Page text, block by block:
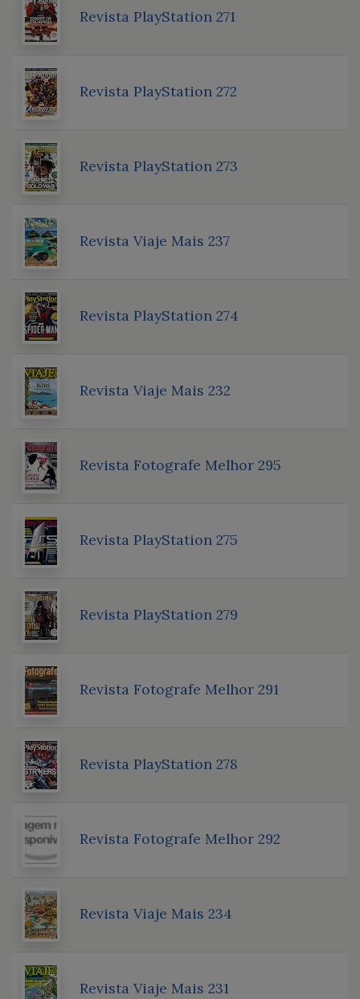
Revista PlayStation 271
Revista PlayStation 272
Revista PlayStation 273
Revista Viaje Mais 237
Revista PlayStation 274
Revista Viaje Mais 232
Revista Fotografe Melhor 295
Revista PlayStation 275
Revista PlayStation 279
Revista Fotografe Melhor 291
Revista PlayStation 278
Revista Fotografe Melhor 292
Revista Viaje Mais 234
Revista Viaje Mais 231